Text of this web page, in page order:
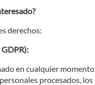
derechos:
en cualquier momento
procesados, los